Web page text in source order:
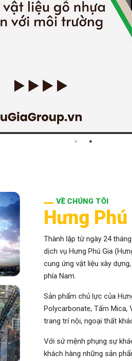
VỀ CHÚNG TÔI
Hưng
Thành lập từ ngày 24
dịch vụ Hưng Phú Gia
cung ứng vật liệu xây
phía Nam.
Sản phẩm chủ lực của
Polycarbonate, Tấm Mica,
trang trí nội, ngoại thất
Với sứ mệnh phụng sự
khách hàng những sản